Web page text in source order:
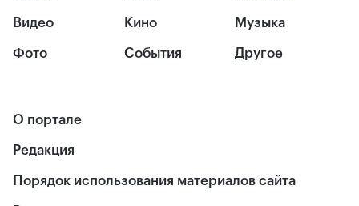
Видео
Фото
Кино
События
Музыка
Другое
О портале
Редакция
Порядок использования материалов сайта